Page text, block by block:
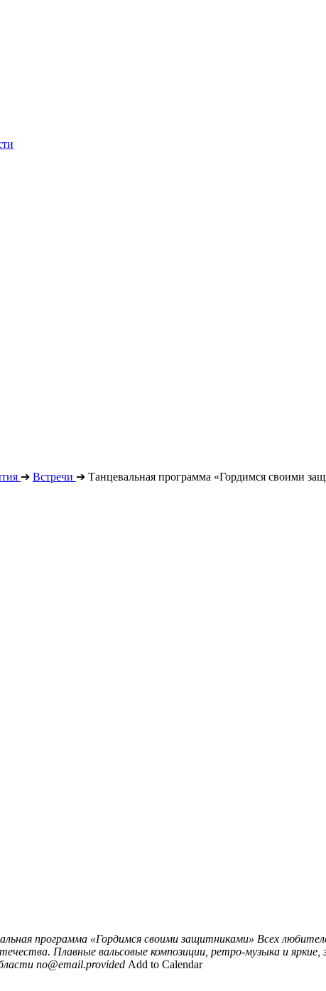
➔ Встречи ➔ Танцевальная программа «Гордимся своими
программа «Гордимся своими защитниками» Всех
Плавные вальсовые композиции, ретро-музыка и
no@email.provided Add to Calendar